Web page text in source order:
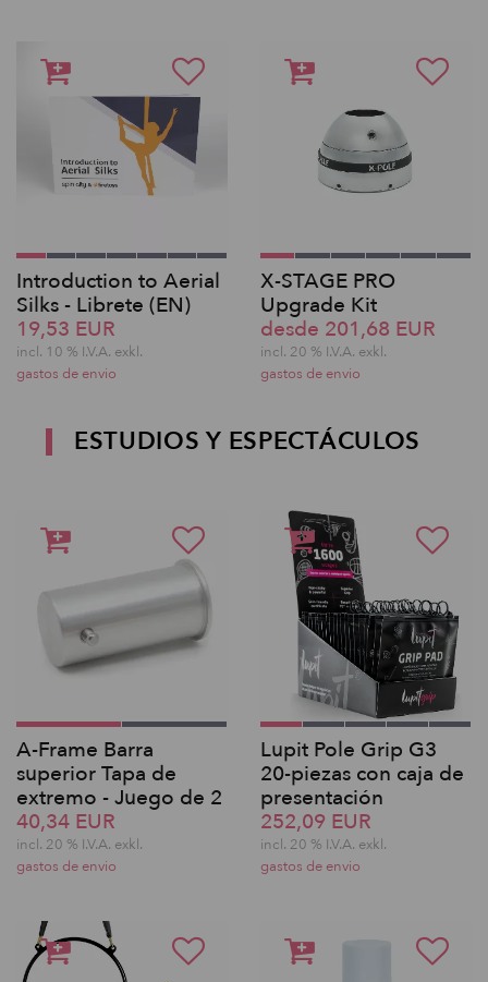
Introduction to Aerial
Silks - Librete (EN)
19,53 EUR
incl. 10 % I.V.A. exkl.
gastos de envio
X-STAGE PRO
Upgrade Kit
desde 201,68 EUR
incl. 20 % I.V.A. exkl.
gastos de envio
ESTUDIOS Y ESPECTÁCULOS
A-Frame Barra
superior Tapa de
extremo - Juego de 2
40,34 EUR
incl. 20 % I.V.A. exkl.
gastos de envio
Lupit Pole Grip G3
20-piezas con caja de
presentación
252,09 EUR
incl. 20 % I.V.A. exkl.
gastos de envio